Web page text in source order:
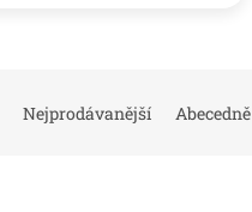
Nejprodávanější Abecedně